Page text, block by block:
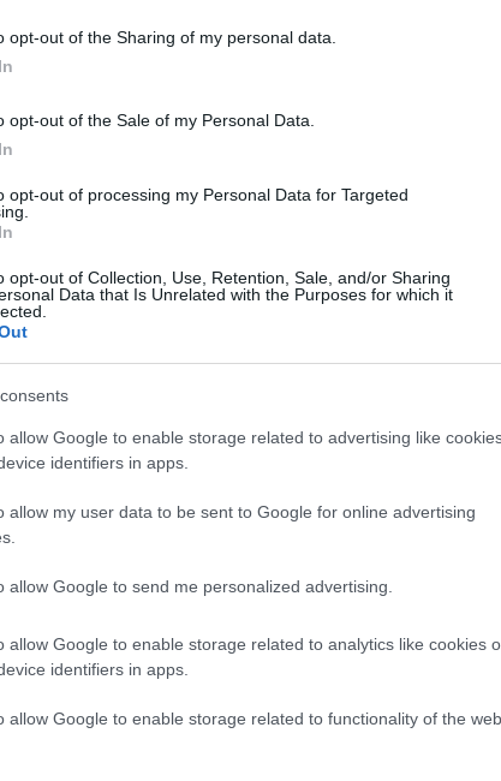
opt-out of the Sharing of my personal data.
opt-out of the Sale of my Personal Data.
opt-out of processing my Personal Data for Targeted
opt-out of Collection, Use, Retention, Sale, and/or Sharing
Data that Is Unrelated with the Purposes for which it
allow Google to enable storage related to advertising like
identifiers in apps.
allow my user data to be sent to Google for online advertising
allow Google to send me personalized advertising.
allow Google to enable storage related to analytics like cookies
identifiers in apps.
allow Google to enable storage related to functionality of the
Norbert Wojtuszek, Piotr Zieliński, Bartosz Kapustka, Nicola
obejrzeć online. By przejść do transmisji kliknij w
transmisję
2026 roku o godz. 20:45